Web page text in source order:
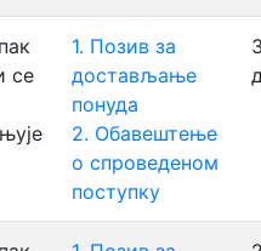
се
1. Позив за
достављање
понуда
2. Обавештење
о спроведеном
поступку